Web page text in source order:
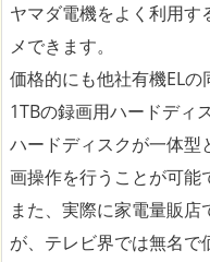
ヤマダ電機をよく利用す
メできます。
価格的にも他社有機ELの
1TBの録画用ハードディ
ハードディスクが一体型
画操作を行うことが可能
また、実際に家電量販
が、テレビ界では無名で